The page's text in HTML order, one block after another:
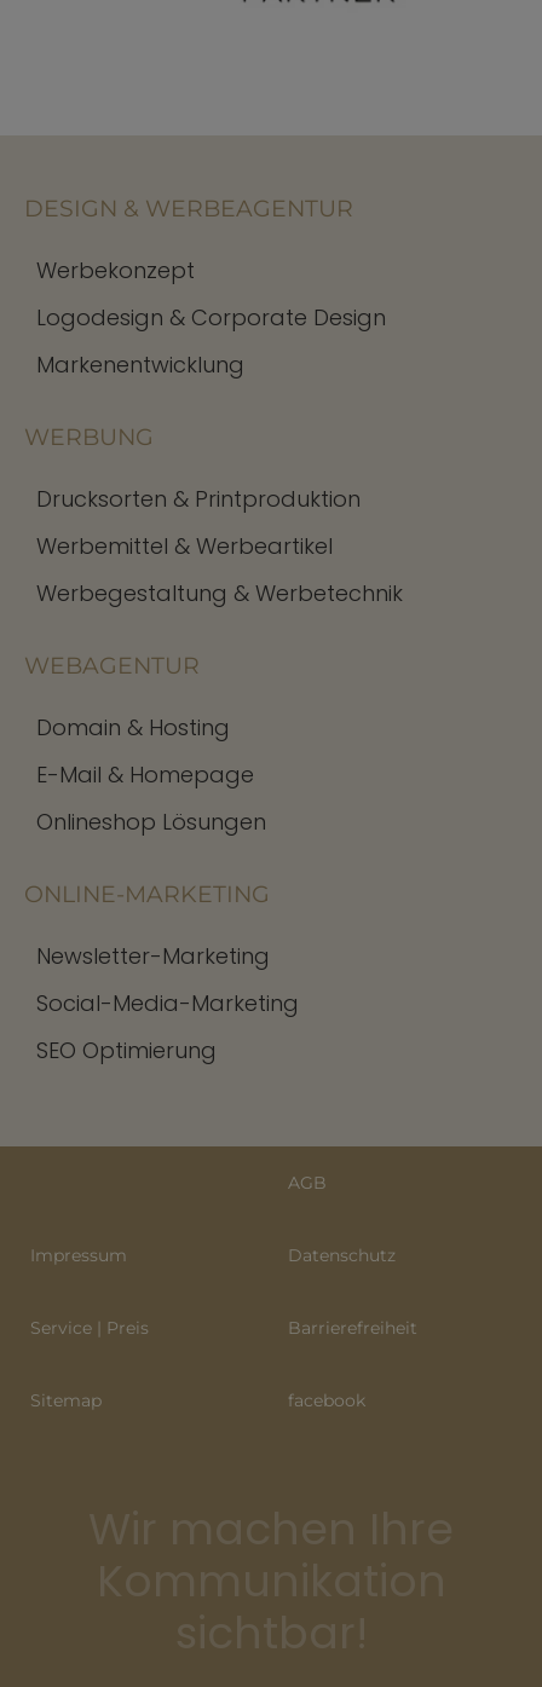
DESIGN & WERBEAGENTUR
Werbekonzept
Logodesign & Corporate Design
Markenentwicklung
WERBUNG
Drucksorten & Printproduktion
Werbemittel & Werbeartikel
Werbegestaltung & Werbetechnik
WEBAGENTUR
Domain & Hosting
E-Mail & Homepage
Onlineshop Lösungen
ONLINE-MARKETING
Newsletter-Marketing
Social-Media-Marketing
SEO Optimierung
AGB
Impressum Datenschutz
Service | Preis Barrierefreiheit
Sitemap facebook